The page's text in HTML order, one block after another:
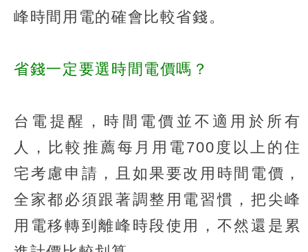
峰時間用電的確會比較省錢。
省錢一定要選時間電價嗎？
台電提醒，時間電價並不適用於所有
人，比較推薦每月用電700度以上的住
宅考慮申請，且如果要改用時間電價，
全家都必須跟著調整用電習慣，把尖峰
用電移轉到離峰時段使用，不然還是累